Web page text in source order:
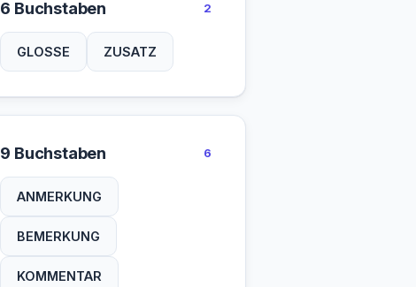
6 Buchstaben 2
GLOSSE ZUSATZ
9 Buchstaben 6
ANMERKUNG
BEMERKUNG
KOMMENTAR